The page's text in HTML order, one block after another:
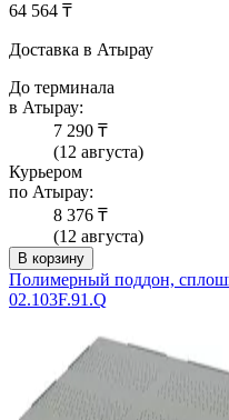
64 564 ₸
Доставка в Атырау
До терминала
в Атырау:
7 290 ₸
(12 августа)
Курьером
по Атырау:
8 376 ₸
(12 августа)
В корзину
Полимерный поддон,
02.103F.91.Q